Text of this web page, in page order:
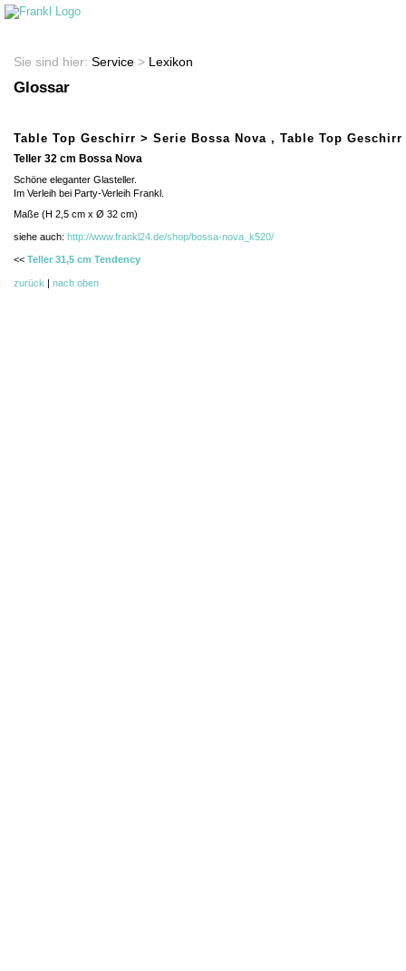
Sie sind hier: Service > Lexikon
Glossar
Table Top Geschirr > Serie Bossa Nova , Table Top
Teller 32 cm Bossa Nova
Schöne eleganter Glasteller.
Im Verleih bei Party-Verleih Frankl.
Maße (H 2,5 cm x Ø 32 cm)
siehe auch: http://www.frankl24.de/shop/bossa-nova_k520/
<< Teller 31,5 cm Tendency
zurück | nach oben